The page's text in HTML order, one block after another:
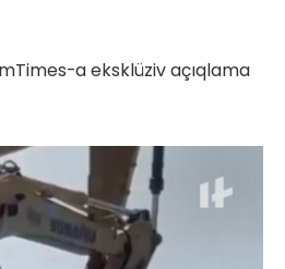
a eksklüziv açıqlama